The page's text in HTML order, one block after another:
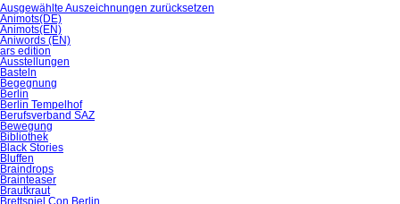
Ausgewählte Auszeichnungen zurücksetzen
Animots(DE)
Animots(EN)
Aniwords (EN)
ars edition
Ausstellungen
Basteln
Begegnung
Berlin
Berlin Tempelhof
Berufsverband SAZ
Bewegung
Bibliothek
Black Stories
Bluffen
Braindrops
Brainteaser
Brautkraut
Brettspiel Con Berlin